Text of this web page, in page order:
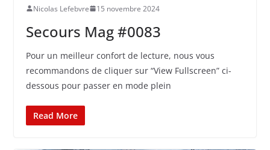
Nicolas Lefebvre 15 novembre 2024
Secours Mag #0083
Pour un meilleur confort de lecture, nous vous
recommandons de cliquer sur “View Fullscreen” ci-
dessous pour passer en mode plein
Read More